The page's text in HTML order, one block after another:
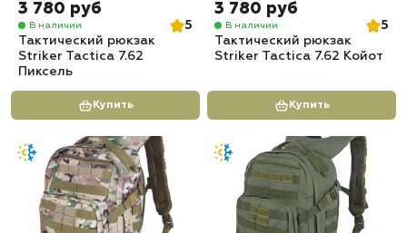
3 780 руб
В наличии
5
Тактический рюкзак
Striker Tactica 7.62
Пиксель
Купить
3 780 руб
В наличии
5
Тактический рюкзак
Striker Tactica 7.62 Койот
Купить